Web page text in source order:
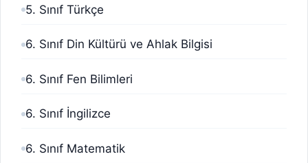
5. Sınıf Türkçe
6. Sınıf Din Kültürü ve Ahlak Bilgisi
6. Sınıf Fen Bilimleri
6. Sınıf İngilizce
6. Sınıf Matematik